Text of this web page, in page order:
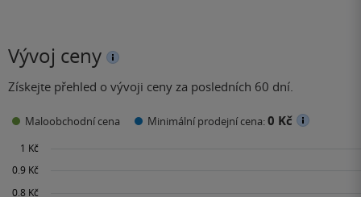
Vývoj ceny
Získejte přehled o vývoji ceny za posledních 60 dní.
Maloobchodní cena Minimální prodejní cena:0 Kč